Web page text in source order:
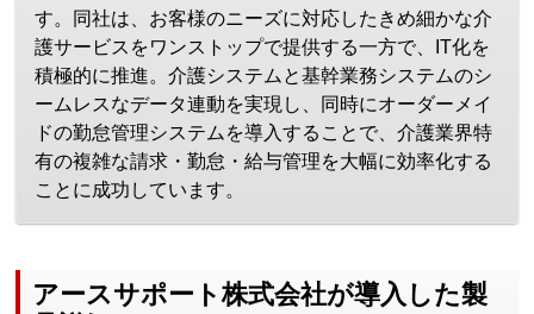
す。同社は、お客様のニーズに対応したきめ細かな介
護サービスをワンストップで提供する一方で、IT化を
積極的に推進。介護システムと基幹業務システムのシ
ームレスなデータ連動を実現し、同時にオーダーメイ
ドの勤怠管理システムを導入することで、介護業界特
有の複雑な請求・勤怠・給与管理を大幅に効率化する
ことに成功しています。
アースサポート株式会社が導入した製